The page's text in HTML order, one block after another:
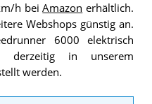
h beiAmazon erhältlich.
Webshops günstig an.
6000 elektrisch
in unserem
werden.